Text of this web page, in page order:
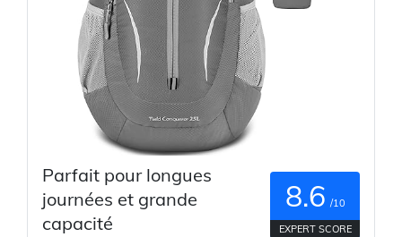
Parfait pour longues
journées et grande
capacité
8.6 /10
EXPERT SCORE